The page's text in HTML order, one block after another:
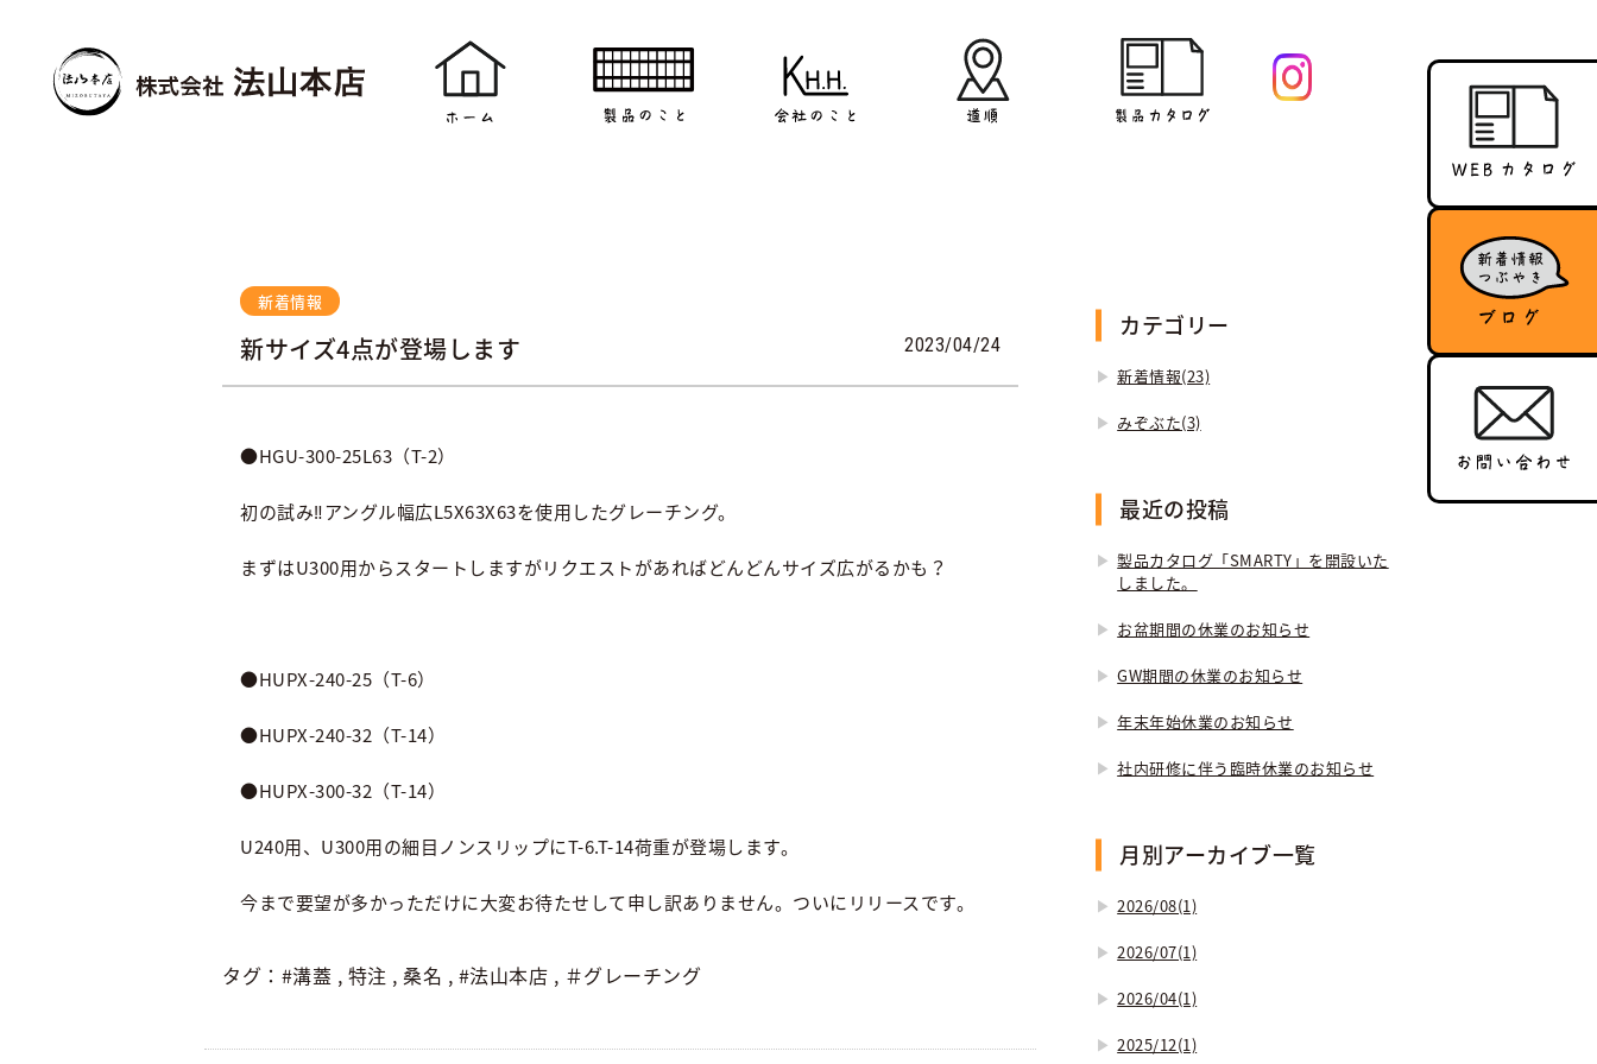
新着情報
新サイズ4点が登場します 2023/04/24
●HGU-300-25L63（T-2）
初の試み‼アングル幅広L5X63X63を使用したグレーチング。
まずはU300用からスタートしますがリクエストがあればどんどんサイズ広がるかも？
●HUPX-240-25（T-6）
●HUPX-240-32（T-14）
●HUPX-300-32（T-14）
U240用、U300用の細目ノンスリップにT-6.T-14荷重が登場します。
今まで要望が多かっただけに大変お待たせして申し訳ありません。ついにリリースです。
タグ： #溝蓋 , 特注 , 桑名 , #法山本店 , ＃グレーチング
カテゴリー
新着情報(23)
みぞぶた(3)
最近の投稿
製品カタログ「SMARTY」を開設いた
しました。
お盆期間の休業のお知らせ
GW期間の休業のお知らせ
年末年始休業のお知らせ
社内研修に伴う臨時休業のお知らせ
月別アーカイブ一覧
2026/08(1)
2026/07(1)
2026/04(1)
2025/12(1)